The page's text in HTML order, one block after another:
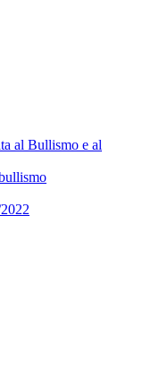
al Bullismo e al